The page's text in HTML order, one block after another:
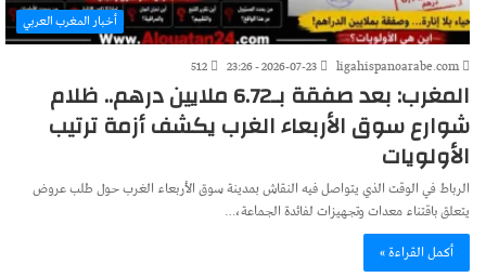
أخبار المغرب العربي
ligahispanoarabe.com
2026-07-23 - 23:26
512
المغرب: بعد صفقة بـ6.72 ملايين درهم.. ظلام
شوارع سوق الأربعاء الغرب يكشف أزمة ترتيب
الأولويات
الرباط في الوقت الذي يتواصل فيه النقاش بمدينة سوق الأربعاء الغرب حول طلب عروض
يتعلق باقتناء معدات وتجهيزات لفائدة الجماعة،…
أكمل القراءة »